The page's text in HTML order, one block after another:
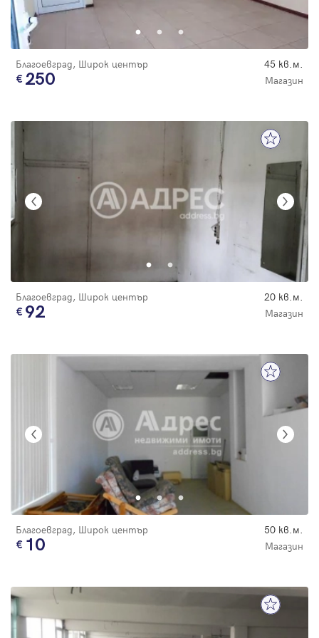
Благоевград, Широк център 45 кв.м.
250 Магазин
Благоевград, Широк център 20 кв.м.
92 Магазин
Благоевград, Широк център 50 кв.м.
10 Магазин
Парола
Регистрация